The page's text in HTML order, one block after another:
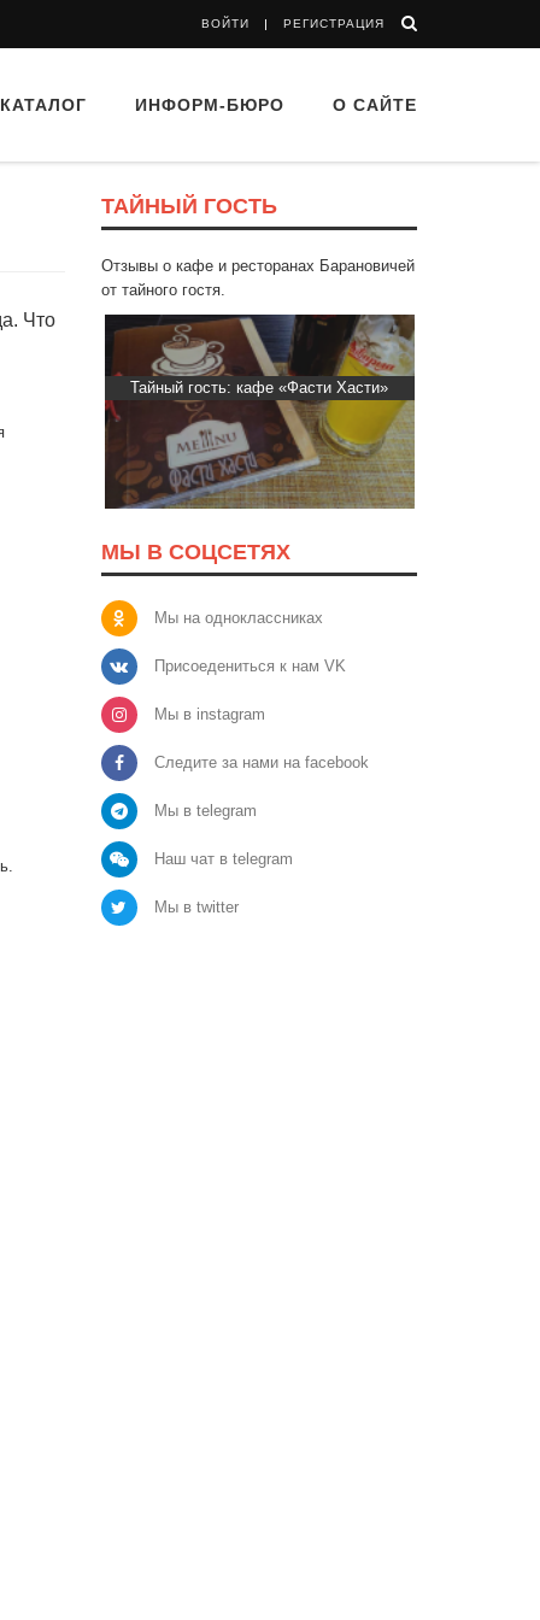
ВОЙТИ РЕГИСТРАЦИЯ
КАТАЛОГ ИНФОРМ-БЮРО О САЙТЕ
Что
ТАЙНЫЙ ГОСТЬ
Отзывы о кафе и ресторанах Барановичей
от тайного гостя.
Тайный гость: кафе «Фасти Хасти»
МЫ В СОЦСЕТЯХ
Мы на одноклассниках
Присоедениться к нам VK
Мы в instagram
Следите за нами на facebook
Мы в telegram
Наш чат в telegram
Мы в twitter